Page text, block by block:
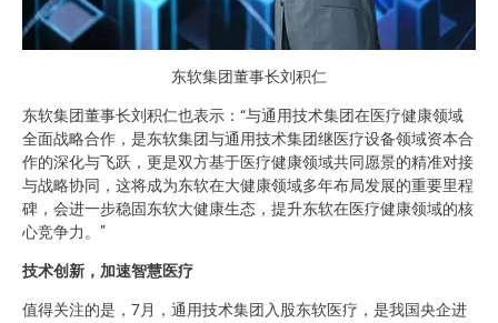
东软集团董事长刘积仁
东软集团董事长刘积仁也表示：“与通用技术集团在医疗健康领域
全面战略合作，是东软集团与通用技术集团继医疗设备领域资本合
作的深化与飞跃，更是双方基于医疗健康领域共同愿景的精准对接
与战略协同，这将成为东软在大健康领域多年布局发展的重要里程
碑，会进一步稳固东软大健康生态，提升东软在医疗健康领域的核
心竞争力。”
技术创新，加速智慧医疗
值得关注的是，7月，通用技术集团入股东软医疗，是我国央企进